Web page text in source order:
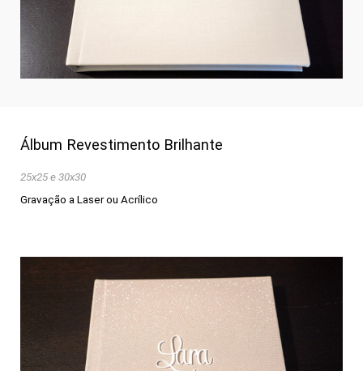
Álbum Revestimento Brilhante
25x25 e 30x30
Gravação a Laser ou Acrílico